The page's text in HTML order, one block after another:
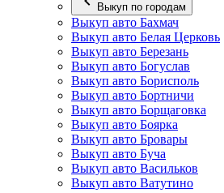
Выкуп по городам
Выкуп авто Бахмач
Выкуп авто Белая Церковь
Выкуп авто Березань
Выкуп авто Богуслав
Выкуп авто Борисполь
Выкуп авто Бортничи
Выкуп авто Борщаговка
Выкуп авто Боярка
Выкуп авто Бровары
Выкуп авто Буча
Выкуп авто Васильков
Выкуп авто Ватутино